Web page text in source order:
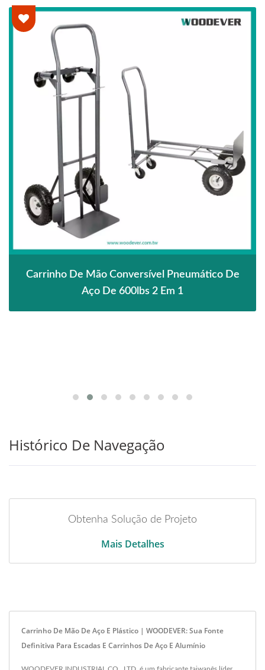
Carrinho De Mão Conversível Pneumático De
Aço De 600lbs 2 Em 1
Histórico De Navegação
Obtenha Solução de Projeto
Mais Detalhes
Carrinho De Mão De Aço E Plástico | WOODEVER: Sua Fonte
Definitiva Para Escadas E Carrinhos De Aço E Alumínio